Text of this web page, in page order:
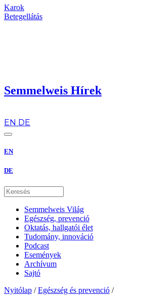
Karok
Betegellátás
Semmelweis Hírek
EN DE
EN
DE
Semmelweis Világ
Egészség, prevenció
Oktatás, hallgatói élet
Tudomány, innováció
Podcast
Események
Archívum
Sajtó
Nyitólap / Egészség és prevenció /